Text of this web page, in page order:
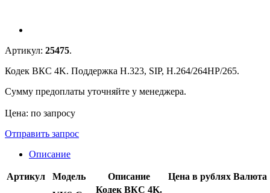
Артикул: 25475.
Кодек ВКС 4K. Поддержка H.323, SIP, H.264/264HP/265.
Сумму предоплаты уточняйте у менеджера.
Цена: по запросу
Отправить запрос
Описание
Артикул Модель Описание Цена в рублях Валюта
Кодек ВКС 4K.